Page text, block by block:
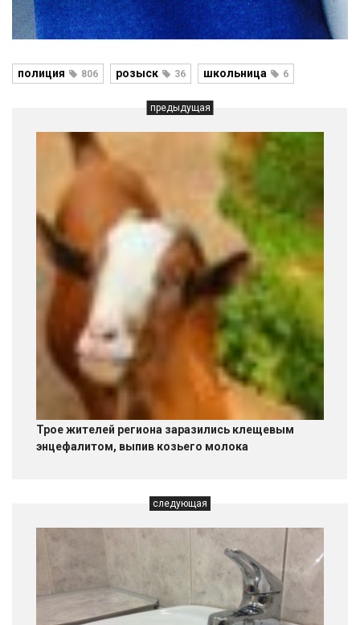
полиция 806 розыск 36 школьница 6
предыдущая
Трое жителей региона заразились клещевым
энцефалитом, выпив козьего молока
следующая